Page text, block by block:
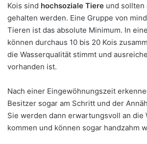
Kois sind hochsoziale Tiere und sollten
gehalten werden. Eine Gruppe von
Tieren ist das absolute Minimum. In
können durchaus 10 bis 20 Kois
die Wasserqualität stimmt und
vorhanden ist.
Nach einer Eingewöhnungszeit
Besitzer sogar am Schritt und der
Sie werden dann erwartungsvoll an die
kommen und können sogar handzahm